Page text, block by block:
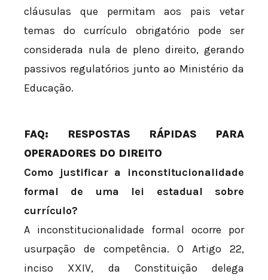
cláusulas que permitam aos pais vetar
temas do currículo obrigatório pode ser
considerada nula de pleno direito, gerando
passivos regulatórios junto ao Ministério da
Educação.
FAQ: RESPOSTAS RÁPIDAS PARA
OPERADORES DO DIREITO
Como justificar a inconstitucionalidade
formal de uma lei estadual sobre
currículo?
A inconstitucionalidade formal ocorre por
usurpação de competência. O Artigo 22,
inciso XXIV, da Constituição delega